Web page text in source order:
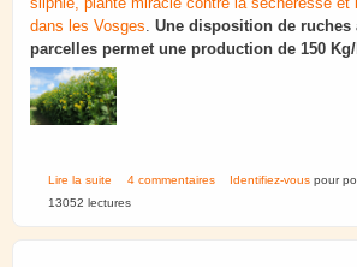
dans les Vosges Une disposition de ruches
parcelles permet une production de 150
Lire la suite de Silphie : plante miracle contre la
4 commentaires Identifiez-vous pour
13052 lectures